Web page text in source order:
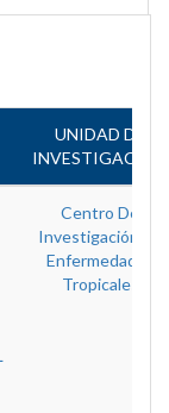
UNIDAD DE
INVESTIGACIÓN
Centro De
Investigación En
Enfermedades
Tropicales